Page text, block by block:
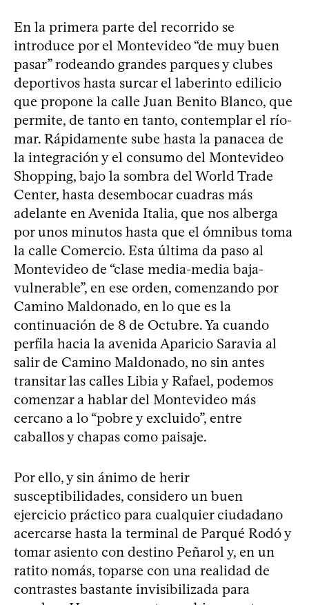
En la primera parte del recorrido se
introduce por el Montevideo “de muy buen
pasar” rodeando grandes parques y clubes
deportivos hasta surcar el laberinto edilicio
que propone la calle Juan Benito Blanco, que
permite, de tanto en tanto, contemplar el río-
mar. Rápidamente sube hasta la panacea de
la integración y el consumo del Montevideo
Shopping, bajo la sombra del World Trade
Center, hasta desembocar cuadras más
adelante en Avenida Italia, que nos alberga
por unos minutos hasta que el ómnibus toma
la calle Comercio. Esta última da paso al
Montevideo de “clase media-media baja-
vulnerable”, en ese orden, comenzando por
Camino Maldonado, en lo que es la
continuación de 8 de Octubre. Ya cuando
perfila hacia la avenida Aparicio Saravia al
salir de Camino Maldonado, no sin antes
transitar las calles Libia y Rafael, podemos
comenzar a hablar del Montevideo más
cercano a lo “pobre y excluido”, entre
caballos y chapas como paisaje.
Por ello, y sin ánimo de herir
susceptibilidades, considero un buen
ejercicio práctico para cualquier ciudadano
acercarse hasta la terminal de Parqué Rodó y
tomar asiento con destino Peñarol y, en un
ratito nomás, toparse con una realidad de
contrastes bastante invisibilizada para